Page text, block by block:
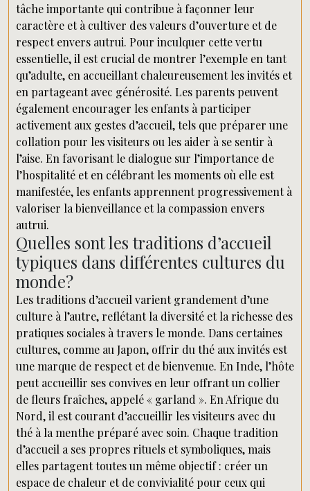
tâche importante qui contribue à façonner leur
caractère et à cultiver des valeurs d’ouverture et de
respect envers autrui. Pour inculquer cette vertu
essentielle, il est crucial de montrer l’exemple en tant
qu’adulte, en accueillant chaleureusement les invités et
en partageant avec générosité. Les parents peuvent
également encourager les enfants à participer
activement aux gestes d’accueil, tels que préparer une
collation pour les visiteurs ou les aider à se sentir à
l’aise. En favorisant le dialogue sur l’importance de
l’hospitalité et en célébrant les moments où elle est
manifestée, les enfants apprennent progressivement à
valoriser la bienveillance et la compassion envers
autrui.
Quelles sont les traditions d’accueil
typiques dans différentes cultures du
monde?
Les traditions d’accueil varient grandement d’une
culture à l’autre, reflétant la diversité et la richesse des
pratiques sociales à travers le monde. Dans certaines
cultures, comme au Japon, offrir du thé aux invités est
une marque de respect et de bienvenue. En Inde, l’hôte
peut accueillir ses convives en leur offrant un collier
de fleurs fraîches, appelé « garland ». En Afrique du
Nord, il est courant d’accueillir les visiteurs avec du
thé à la menthe préparé avec soin. Chaque tradition
d’accueil a ses propres rituels et symboliques, mais
elles partagent toutes un même objectif : créer un
espace de chaleur et de convivialité pour ceux qui